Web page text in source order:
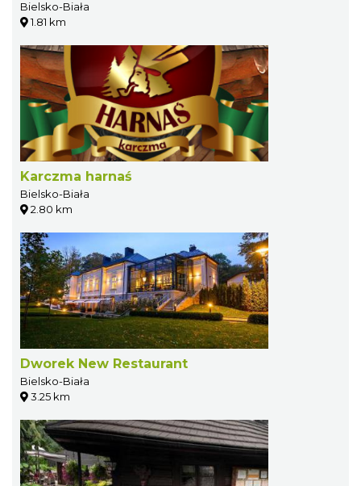
Bielsko-Biała
1.81 km
Karczma harnaś
Bielsko-Biała
2.80 km
Dworek New Restaurant
Bielsko-Biała
3.25 km